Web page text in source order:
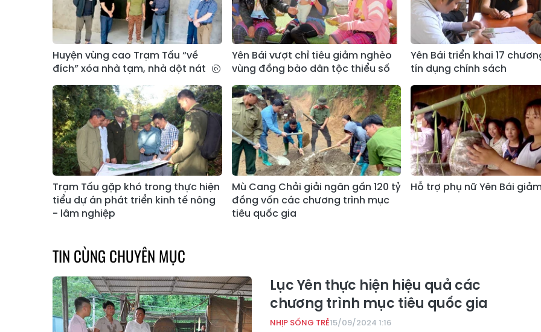
Huyện vùng cao Trạm Tấu “về
đích” xóa nhà tạm, nhà dột nát
Yên Bái vượt chỉ tiêu giảm nghèo
vùng đồng bào dân tộc thiểu số
Yên Bái triển khai 17
tín dụng chính sách
Trạm Tấu gặp khó trong thực hiện
tiểu dự án phát triển kinh tế nông
- lâm nghiệp
Mù Cang Chải giải ngân gần 120 tỷ
đồng vốn các chương trình mục
tiêu quốc gia
Hỗ trợ phụ nữ Yên Bái
TIN CÙNG CHUYÊN MỤC
Lục Yên thực hiện hiệu quả các
chương trình mục tiêu quốc gia
NHỊP SỐNG TRẺ15/09/2024 1:16